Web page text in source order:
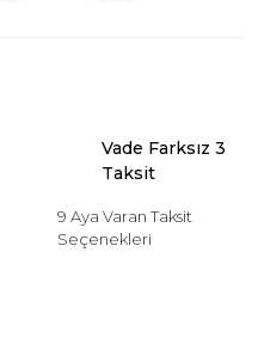
Vade Farksız 3
Taksit
9 Aya Varan Taksit
Seçenekleri